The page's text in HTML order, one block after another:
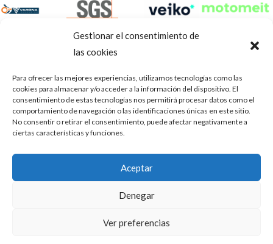
Gestionar el consentimiento de
las cookies
Para ofrecer las mejores experiencias, utilizamos tecnologías como las
cookies para almacenar y/o acceder a la información del dispositivo. El
consentimiento de estas tecnologías nos permitirá procesar datos como el
comportamiento de navegación o las identificaciones únicas en este sitio.
No consentir o retirar el consentimiento, puede afectar negativamente a
ciertas características y funciones.
Aceptar
Denegar
Ver preferencias
Aviso Legal Política de privacidad Portal de transparencia
ASOCIACIÓN DE TALLERES DE REPARACIÓN DE
AUTOMÓVILES • CIF: G14023832
Mediación, Arbitraje y Conciliación, de la Consejería de Empleo
Puedes aprender más sobre qué cookies utilizamos o